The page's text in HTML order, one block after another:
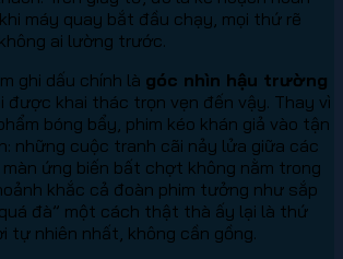
máy quay bắt đầu chạy, mọi thứ rẽ
ai lường trước.
ghi dấu chính là góc nhìn hậu trường
được khai thác trọn vẹn đến vậy. Thay vì
bóng bẩy, phim kéo khán giả vào tận
những cuộc tranh cãi nảy lửa giữa các
ứng biến bất chợt không nằm trong
khắc cả đoàn phim tưởng như sắp
đà” một cách thật thà ấy lại là thứ
tự nhiên nhất, không cần gồng.